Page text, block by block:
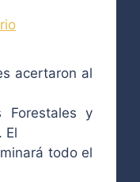
acertaron al
Forestales y
El
todo el